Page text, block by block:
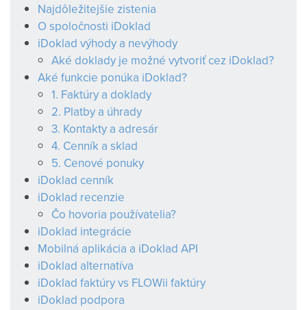
Najdôležitejšie zistenia
O spoločnosti iDoklad
iDoklad výhody a nevýhody
Aké doklady je možné vytvoriť cez iDoklad?
Aké funkcie ponúka iDoklad?
1. Faktúry a doklady
2. Platby a úhrady
3. Kontakty a adresár
4. Cenník a sklad
5. Cenové ponuky
iDoklad cenník
iDoklad recenzie
Čo hovoria používatelia?
iDoklad integrácie
Mobilná aplikácia a iDoklad API
iDoklad alternatíva
iDoklad faktúry vs FLOWii faktúry
iDoklad podpora